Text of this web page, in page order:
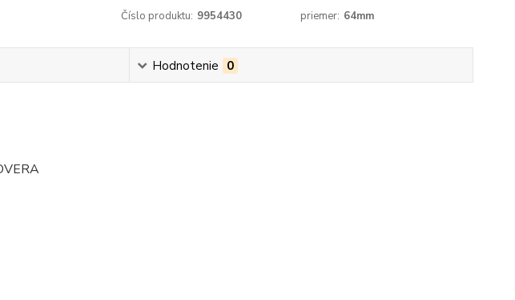
Číslo produktu: 9954430 priemer: 64mm
Hodnotenie 0